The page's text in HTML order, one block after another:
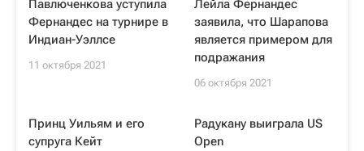
Павлюченкова уступила
Фернандес на турнире в
Индиан-Уэллсе
11 октября 2021
Лейла Фернандес
заявила, что Шарапова
является примером для
подражания
06 октября 2021
Принц Уильям и его
супруга Кейт
Радукану выиграла US
Open